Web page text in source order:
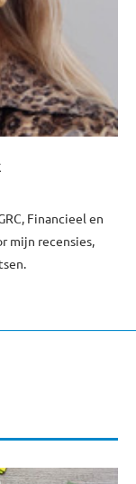
Financieel en
mijn recensies,